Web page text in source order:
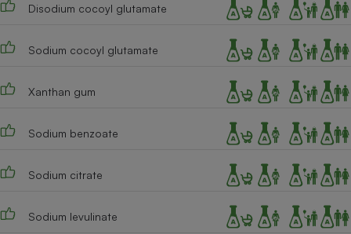
Disodium cocoyl glutamate
Sodium cocoyl glutamate
Xanthan gum
Sodium benzoate
Sodium citrate
Sodium levulinate